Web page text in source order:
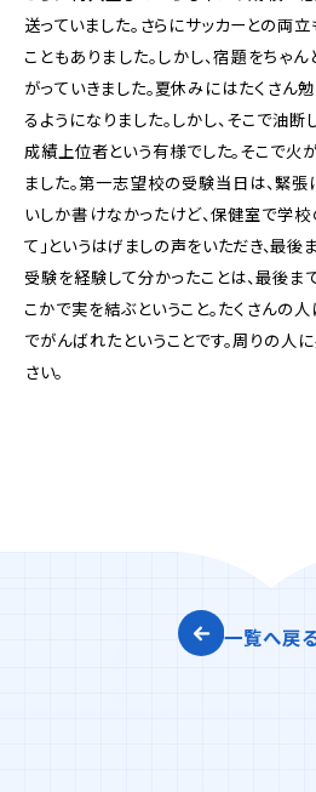
送っていました。さらにサッカーとの両
こともありました。しかし、宿題をちゃ
がっていきました。夏休みにはたくさん
るようになりました。しかし、そこで油断
成績上位者という有様でした。そこで火
ました。第一志望校の受験当日は、緊
いしか書けなかったけど、保健室で学
て」というはげましの声をいただき、最後
受験を経験して分かったことは、最後ま
こかで実を結ぶということ。たくさんの
でがんばれたということです。周りの人
さい。
一覧へ戻